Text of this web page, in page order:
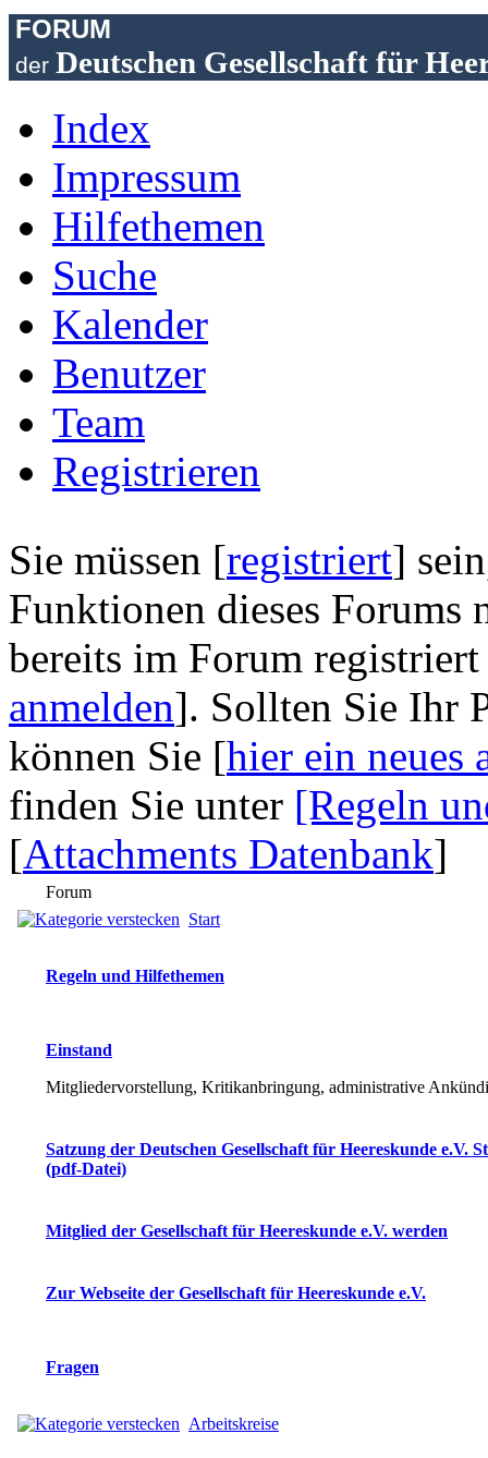
FORUM
der Deutschen Gesellschaft für
Index
Impressum
Hilfethemen
Suche
Kalender
Benutzer
Team
Registrieren
Sie müssen [registriert]
Funktionen dieses Forums
bereits im Forum
anmelden]. Sollten Sie Ihr
können Sie [hier ein neues
finden Sie unter [Regeln
[Attachments Datenbank]
Forum
Start
Regeln und Hilfethemen
Einstand
Mitgliedervorstellung, Kritikanbringung, administrative
Satzung der Deutschen Gesellschaft für Heereskunde e.V.
(pdf-Datei)
Mitglied der Gesellschaft für Heereskunde e.V. werden
Zur Webseite der Gesellschaft für Heereskunde e.V.
Fragen
Arbeitskreise